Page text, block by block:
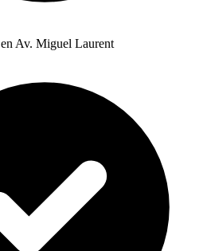
en Av. Miguel Laurent